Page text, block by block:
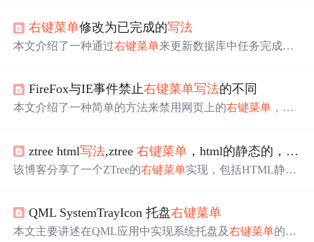
右键菜单修改为已完成的写法
本文介绍了一种通过右键菜单来更新数据库中任务完成状
据库中的相应记录。
FireFox与IE事件禁止右键菜单写法的不同
本文介绍了一种简单的方法来禁用网页上的右键菜单 ，并
或不是对象’错误的有效策略。
ztree html写法,ztree右键菜单 ，html的静态的，js和css都有
该博客分享了一个ZTree的右键菜单实现，包括HTML静态
景。QML SystemTrayIcon 托盘右键菜单
本文主要讲述在QML应用中实现系统托盘及右键菜单的过